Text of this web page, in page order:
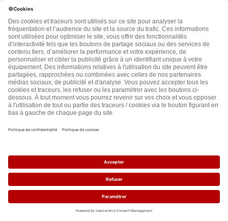
Prénom :
Nom :
Code Postal :